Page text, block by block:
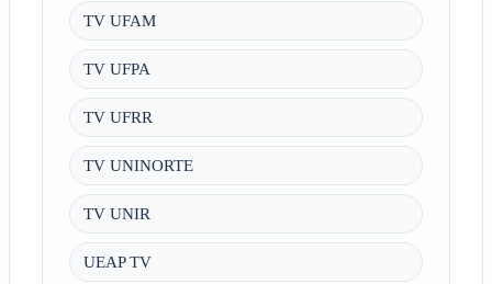
TV UFAM
TV UFPA
TV UFRR
TV UNINORTE
TV UNIR
UEAP TV